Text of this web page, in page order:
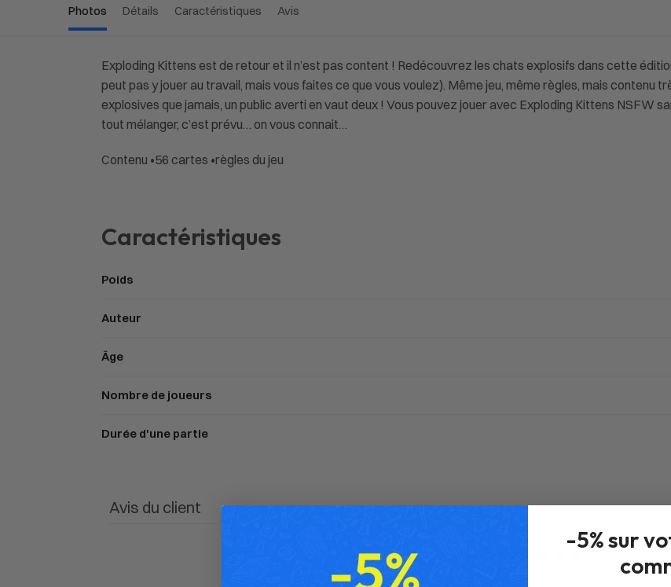
Photos Détails Caractéristiques Avis
Exploding Kittens est de retour et il n’est pas content ! Redécouvrez les chats explosifs dans cette
peut pas y jouer au travail, mais vous faites ce que vous voulez). Même jeu, même règles, mais contenu
explosives que jamais, un public averti en vaut deux ! Vous pouvez jouer avec Exploding Kittens NSFW
tout mélanger, c’est prévu… on vous connait…
Contenu •56 cartes •règles du jeu
Caractéristiques
Poids
Auteur
Âge
Nombre de joueurs
Durée d'une partie
Avis du client
-5% sur